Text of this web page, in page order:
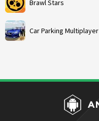
Brawl Stars
Car Parking Multiplayer